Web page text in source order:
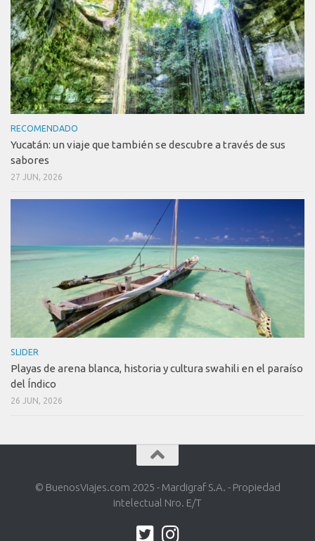
RECOMENDADO
Yucatán: un viaje que también se descubre a través de sus
sabores
27 JUN, 2026
SLIDER
Playas de arena blanca, historia y cultura swahili en el paraíso
del Índico
26 JUN, 2026
© BuenosViajes.com 2025 - Mardigraf S.A. - Propiedad
intelectual Nro. E/T